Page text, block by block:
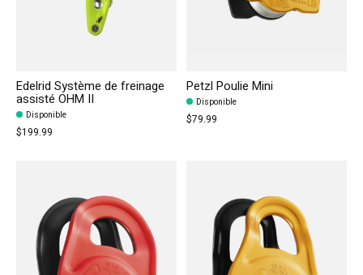
Edelrid Système de freinage
assisté OHM II
Disponible
$199.99
Petzl Poulie Mini
Disponible
$79.99